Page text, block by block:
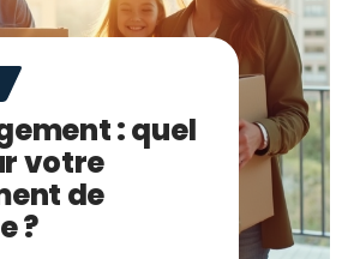
: quel
votre
de
?